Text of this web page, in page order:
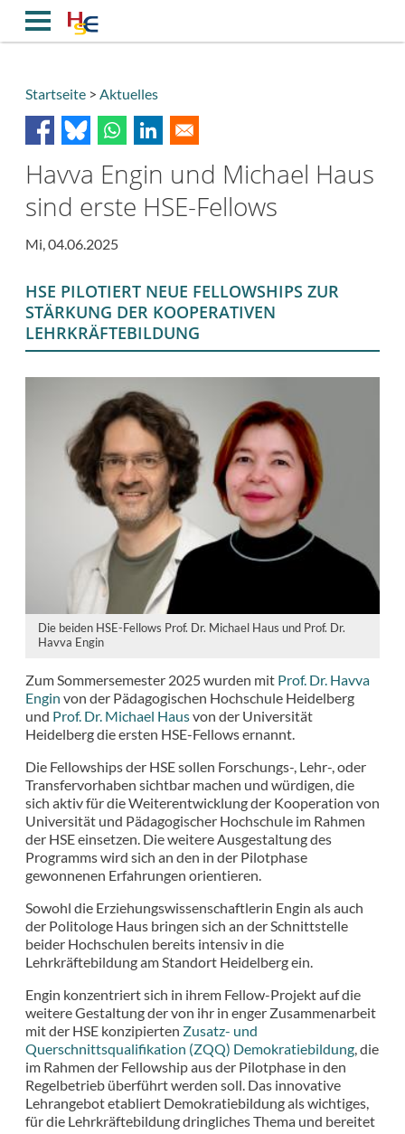
Inhalt
Breadcrumb
Startseite Aktuelles
Havva Engin und Michael Haus
sind erste HSE-Fellows
Mi, 04.06.2025
HSE PILOTIERT NEUE FELLOWSHIPS ZUR
STÄRKUNG DER KOOPERATIVEN
LEHRKRÄFTEBILDUNG
Die beiden HSE-Fellows Prof. Dr. Michael Haus und Prof. Dr.
Havva Engin
Zum Sommersemester 2025 wurden mit Prof. Dr. Havva
Engin von der Pädagogischen Hochschule Heidelberg
und Prof. Dr. Michael Hausvon der Universität
Heidelberg die ersten HSE-Fellows ernannt.
Die Fellowships der HSE sollen Forschungs-, Lehr-, oder
Transfervorhaben sichtbar machen und würdigen, die
sich aktiv für die Weiterentwicklung der Kooperation von
Universität und Pädagogischer Hochschule im Rahmen
der HSE einsetzen. Die weitere Ausgestaltung des
Programms wird sich an den in der Pilotphase
gewonnenen Erfahrungen orientieren.
Sowohl die Erziehungswissenschaftlerin Engin als auch
der Politologe Haus bringen sich an der Schnittstelle
beider Hochschulen bereits intensiv in die
Lehrkräftebildung am Standort Heidelberg ein.
Engin konzentriert sich in ihrem Fellow-Projekt auf die
weitere Gestaltung der von ihr in enger Zusammenarbeit
mit der HSE konzipierten Zusatz- und
Querschnittsqualifikation (ZQQ) Demokratiebildung, die
im Rahmen der Fellowship aus der Pilotphase in den
Regelbetrieb überführt werden soll. Das innovative
Lehrangebot etabliert Demokratiebildung als wichtiges,
für die Lehrkräftebildung dringliches Thema und bereitet